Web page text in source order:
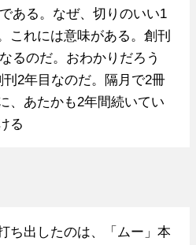
ある。なぜ、切りのいい1
これには意味がある。創刊
るのだ。おわかりだろう
2年目なのだ。隔月で2冊
、あたかも2年間続いてい
る
ち出したのは、「ムー」本